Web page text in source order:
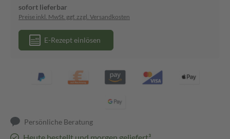
sofort lieferbar
Preise inkl. MwSt. ggf. zzgl. Versandkosten
E-Rezept einlösen
Persönliche Beratung